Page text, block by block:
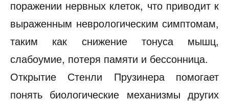
поражении нервных клеток, что приводит к
выраженным неврологическим симптомам,
таким как снижение тонуса мышц,
слабоумие, потеря памяти и бессонница.
Открытие Стенли Прузинера помогает
понять биологические механизмы других